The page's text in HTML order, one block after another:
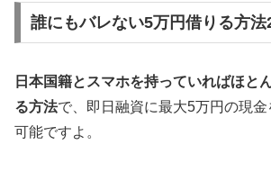
誰にもバレない5万円借りる方法
日本国籍とスマホを持っていればほと
る方法で、即日融資に最大5万円の現
可能ですよ。